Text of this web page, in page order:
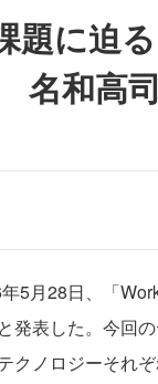
題に迫
名和高
5月28日、「
発表した。今回
クノロジーそれ